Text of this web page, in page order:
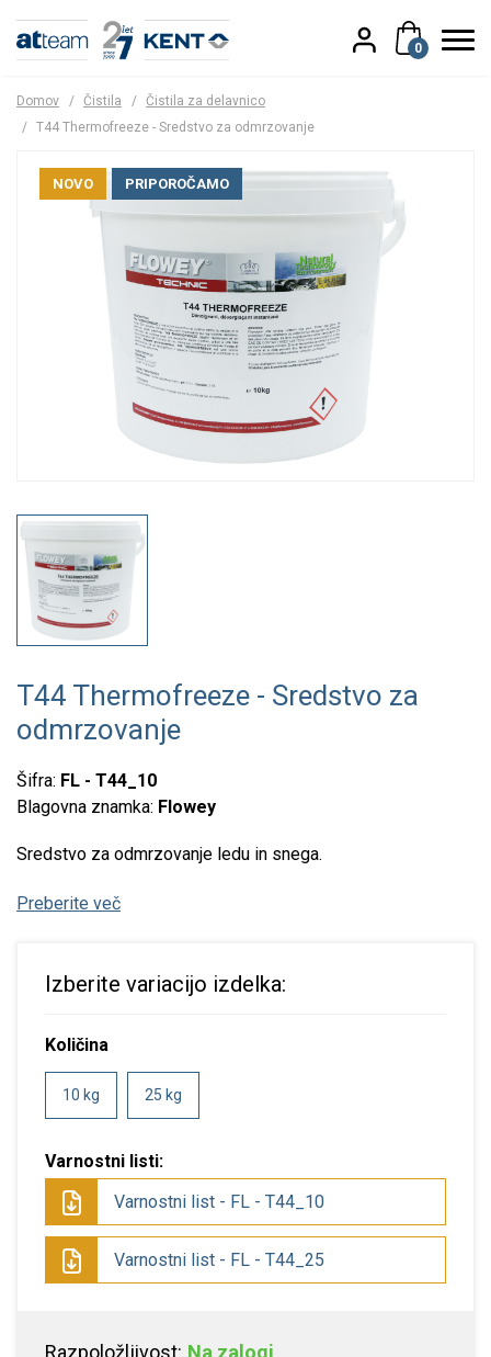
0
Domov / Čistila / Čistila za delavnico
/ T44 Thermofreeze - Sredstvo za odmrzovanje
NOVO PRIPOROČAMO
T44 Thermofreeze - Sredstvo za
odmrzovanje
Šifra: FL - T44_10
Blagovna znamka: Flowey
Sredstvo za odmrzovanje ledu in snega.
Preberite več
Izberite variacijo izdelka:
Količina
10 kg 25 kg
Varnostni listi:
Varnostni list - FL - T44_10
Varnostni list - FL - T44_25
Razpoložljivost: Na zalogi